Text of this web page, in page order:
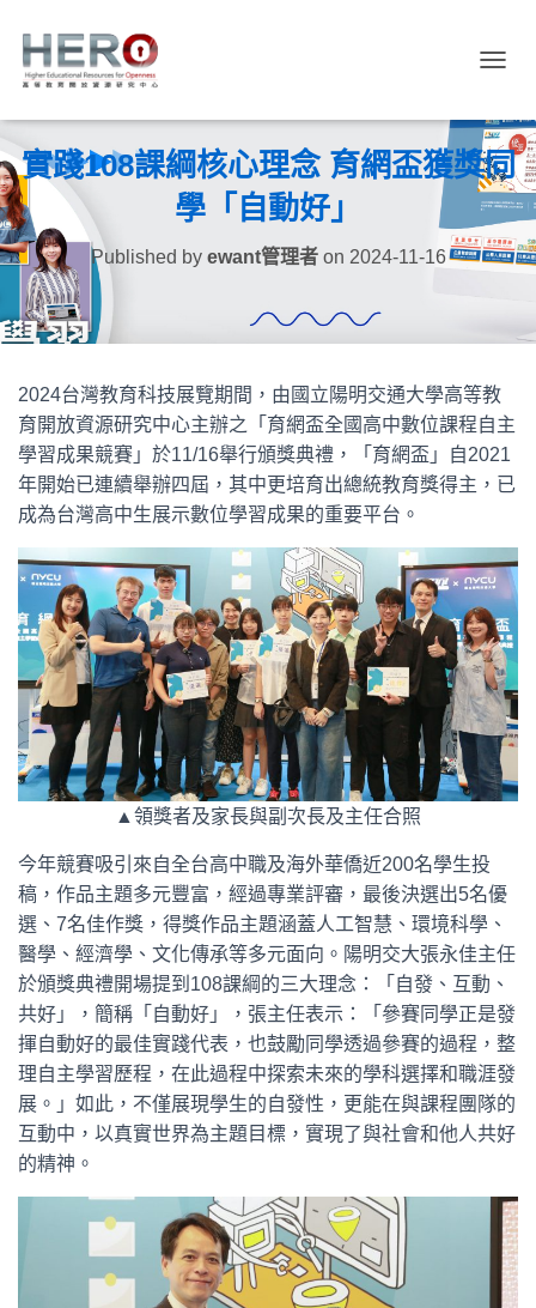
實踐108課綱核心理念 育網盃獲獎同
學「自動好」
Published by ewant管理者on 2024-11-16
2024台灣教育科技展覽期間，由國立陽明交通大學高等教
育開放資源研究中心主辦之「育網盃全國高中數位課程自主
學習成果競賽」於11/16舉行頒獎典禮，「育網盃」自2021
年開始已連續舉辦四屆，其中更培育出總統教育獎得主，已
成為台灣高中生展示數位學習成果的重要平台。
▲領獎者及家長與副次長及主任合照
今年競賽吸引來自全台高中職及海外華僑近200名學生投
稿，作品主題多元豐富，經過專業評審，最後決選出5名優
選、7名佳作獎，得獎作品主題涵蓋人工智慧、環境科學、
醫學、經濟學、文化傳承等多元面向。陽明交大張永佳主任
於頒獎典禮開場提到108課綱的三大理念：「自發、互動、
共好」，簡稱「自動好」，張主任表示：「參賽同學正是發
揮自動好的最佳實踐代表，也鼓勵同學透過參賽的過程，整
理自主學習歷程，在此過程中探索未來的學科選擇和職涯發
展。」如此，不僅展現學生的自發性，更能在與課程團隊的
互動中，以真實世界為主題目標，實現了與社會和他人共好
的精神。